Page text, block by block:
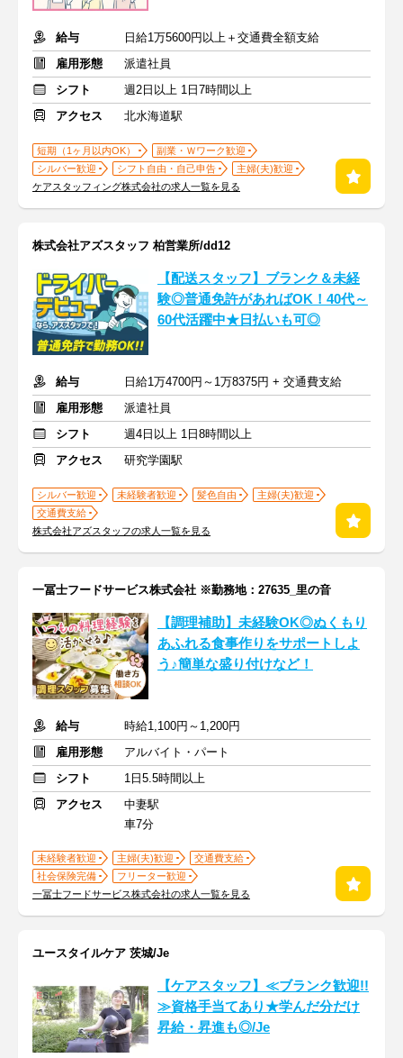
給与
日給1万5600円以上＋交通費全額支給
雇用形態
派遣社員
シフト
週2日以上 1日7時間以上
アクセス
北水海道駅
短期（1ヶ月以内OK）
副業・Ｗワーク歓迎
シルバー歓迎
シフト自由・自己申告
主婦(夫)歓迎
ケアスタッフィング株式会社の求人一覧を見る
株式会社アズスタッフ 柏営業所/dd12
【配送スタッフ】ブランク＆未経
験◎普通免許があればOK！40代～
60代活躍中★日払いも可◎
給与
日給1万4700円～1万8375円 + 交通費支給
雇用形態
派遣社員
シフト
週4日以上 1日8時間以上
アクセス
研究学園駅
シルバー歓迎 未経験者歓迎 髪色自由
主婦(夫)歓迎
交通費支給
株式会社アズスタッフの求人一覧を見る
一冨士フードサービス株式会社 ※勤務地：27635_里の音
【調理補助】未経験OK◎ぬくもり
あふれる食事作りをサポートしよ
う♪簡単な盛り付けなど！
給与
時給1,100円～1,200円
雇用形態
アルバイト・パート
シフト
1日5.5時間以上
アクセス
中妻駅
車7分
未経験者歓迎 主婦(夫)歓迎
交通費支給
社会保険完備
フリーター歓迎
一冨士フードサービス株式会社の求人一覧を見る
ユースタイルケア 茨城/Je
【ケアスタッフ】≪ブランク歓迎!!
≫資格手当てあり★学んだ分だけ
昇給・昇進も◎/Je